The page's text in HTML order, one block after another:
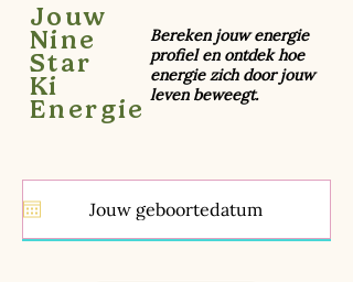
Jouw
Nine
Star
Ki
Energie
Bereken jouw energie
profiel en ontdek hoe
energie zich door jouw
leven beweegt.